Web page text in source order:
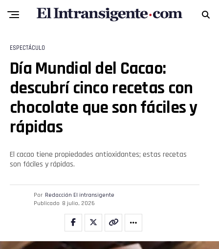
ESPECTÁCULO
Día Mundial del Cacao:
descubrí cinco recetas con
chocolate que son fáciles y
rápidas
El cacao tiene propiedades antioxidantes; estas recetas
son fáciles y rápidas.
Por Redacción El intransigente
Publicado 8 julio, 2026
Flipboard
Reddit
Pinterest
Whatsapp